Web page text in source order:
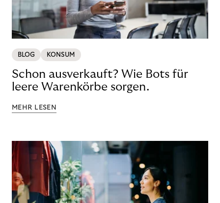
BLOG KONSUM
Schon ausverkauft? Wie Bots für
leere Warenkörbe sorgen.
MEHR LESEN